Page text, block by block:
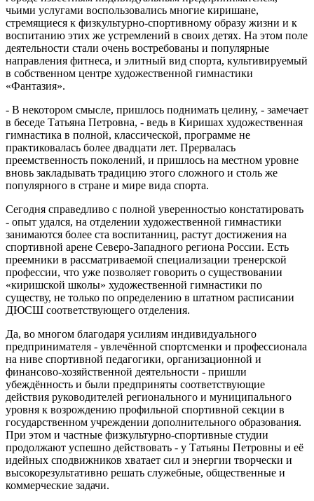
чьими услугами воспользовались многие киришане,
стремящиеся к физкультурно-спортивному образу жизни и к
воспитанию этих же устремлений в своих детях. На этом поле
деятельности стали очень востребованы и популярные
направления фитнеса, и элитный вид спорта, культивируемый
в собственном центре художественной гимнастики
«Фантазия».
- В некотором смысле, пришлось поднимать целину, - замечает
в беседе Татьяна Петровна, - ведь в Киришах художественная
гимнастика в полной, классической, программе не
практиковалась более двадцати лет. Прервалась
преемственность поколений, и пришлось на местном уровне
вновь закладывать традицию этого сложного и столь же
популярного в стране и мире вида спорта.
Сегодня справедливо с полной уверенностью констатировать
- опыт удался, на отделении художественной гимнастики
занимаются более ста воспитанниц, растут достижения на
спортивной арене Северо-Западного региона России. Есть
преемники в рассматриваемой специализации тренерской
профессии, что уже позволяет говорить о существовании
«киришской школы» художественной гимнастики по
существу, не только по определению в штатном расписании
ДЮСШ соответствующего отделения.
Да, во многом благодаря усилиям индивидуального
предпринимателя - увлечённой спортсменки и профессионала
на ниве спортивной педагогики, организационной и
финансово-хозяйственной деятельности - пришли
убеждённость и были предприняты соответствующие
действия руководителей регионального и муниципального
уровня к возрождению профильной спортивной секции в
государственном учреждении дополнительного образования.
При этом и частные физкультурно-спортивные студии
продолжают успешно действовать - у Татьяны Петровны и её
идейных сподвижников хватает сил и энергии творчески и
высокорезультативно решать служебные, общественные и
коммерческие задачи.